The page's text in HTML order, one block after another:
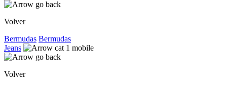
Volver
Bermudas Bermudas
Jeans
Volver